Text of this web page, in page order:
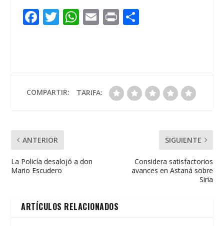
F
o
o
T W
A
p
E Pr
ar
ti
COMPARTIR: TARIFA:
ANTERIOR
La Policía desalojó a don
Mario Escudero
SIGUIENTE
Considera satisfactorios
avances en Astaná sobre
Siria
ARTÍCULOS RELACIONADOS